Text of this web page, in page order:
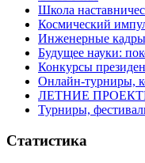
Школа
Космический
Инженерные
Будущее науки:
Конкурсы
Онлайн-турниры,
ЛЕТНИЕ
Турниры,
Статистика